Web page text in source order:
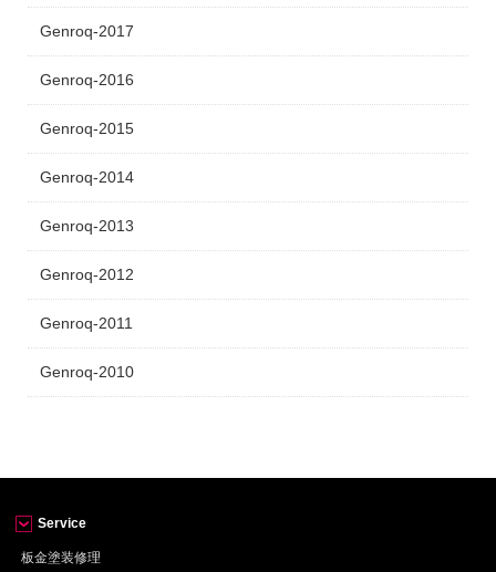
Genroq-2017
Genroq-2016
Genroq-2015
Genroq-2014
Genroq-2013
Genroq-2012
Genroq-2011
Genroq-2010
Service
板金塗装修理